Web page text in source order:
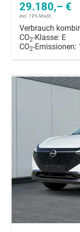
29.180,– €
incl. 19% MwSt.
Verbrauch
CO2-Klasse: E
CO2-Emissionen: